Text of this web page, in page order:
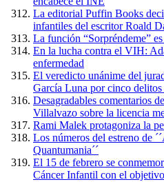
La editorial Puffin Books
infantiles del escritor Roald
La función “Sorpréndeme”
En la lucha contra el VIH:
enfermedad
El veredicto unánime del
García Luna por cinco delitos
Desagradables comentarios
Villalvazo sobre la licencia
Rami Malek protagoniza la
Los números del estreno de
Quantumania´´
El 15 de febrero se
Cáncer Infantil con el